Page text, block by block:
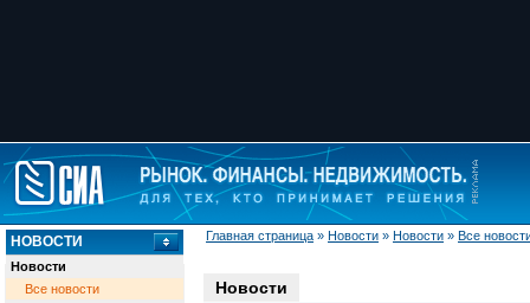
Главная страница » Новости » Новости » Все
НОВОСТИ
Новости
Все новости
Новости